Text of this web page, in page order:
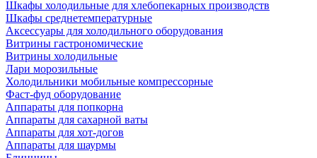
Шкафы холодильные для хлебопекарных производств
Шкафы среднетемпературные
Аксессуары для холодильного оборудования
Витрины гастрономические
Витрины холодильные
Лари морозильные
Холодильники мобильные компрессорные
Фаст-фуд оборудование
Аппараты для попкорна
Аппараты для сахарной ваты
Аппараты для хот-догов
Аппараты для шаурмы